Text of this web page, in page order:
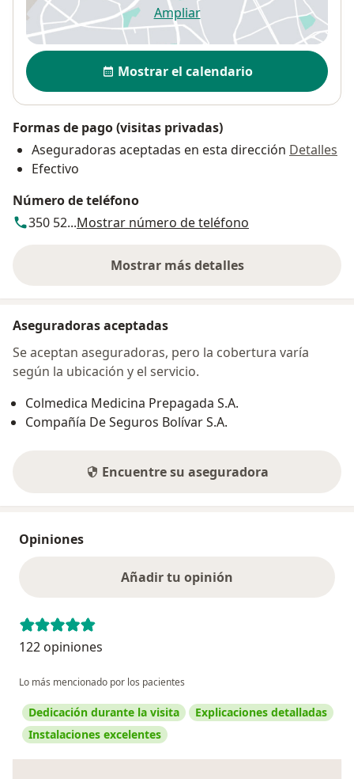
Ampliarse abre en una nueva
Disponibilidad
Mostrar el calendario
Formas de pago (visitas privadas)
Aseguradoras aceptadas en esta dirección Detalles
Efectivo
Número de teléfono
350 52...Mostrar número de teléfono
Mostrar más detalles
sobre la dirección
Aseguradoras aceptadas
Se aceptan aseguradoras, pero la cobertura varía
según la ubicación y el servicio.
Colmedica Medicina Prepagada S.A.
Compañía De Seguros Bolívar S.A.
Encuentre su aseguradora
Opiniones
Añadir tu opinión
122 opiniones
Lo más mencionado por los pacientes
Dedicación durante la visita
Explicaciones detalladas
Instalaciones excelentes